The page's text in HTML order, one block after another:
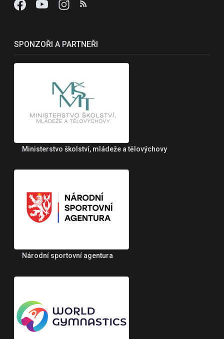
SPONZOŘI A PARTNEŘI
Ministerstvo školství, mládeže a tělovýchovy
Národní sportovní agentura